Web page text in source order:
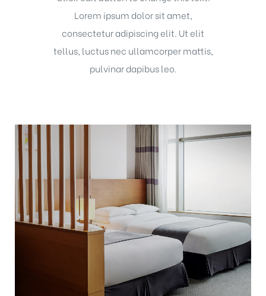
Lorem ipsum dolor sit amet,
consectetur adipiscing elit. Ut elit
tellus, luctus nec ullamcorper mattis,
pulvinar dapibus leo.